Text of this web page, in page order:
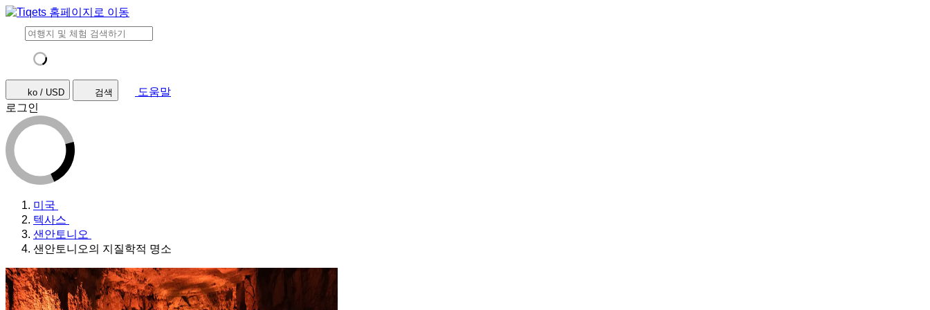
ko / USD 검색
도움말
로그인
미국
텍사스
샌안토니오
샌안토니오의 지질학적 명소